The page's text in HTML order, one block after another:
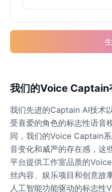
Male
Galaxy)
Spiderman
Venom
Male
Male
我们的Voice Captain
我们先进的Captain AI技术
受喜爱的角色的标志性语音
同，我们的Voice Captain
音变化和威严的存在感，这
平台提供工作室品质的
丝内容、娱乐项目和创意故
人工智能功能驱动的标志